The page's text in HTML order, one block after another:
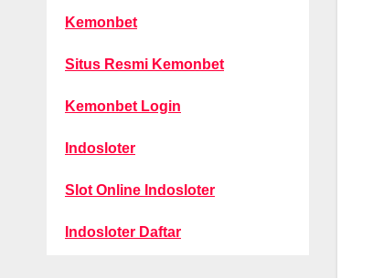
Kemonbet
Situs Resmi Kemonbet
Kemonbet Login
Indosloter
Slot Online Indosloter
Indosloter Daftar